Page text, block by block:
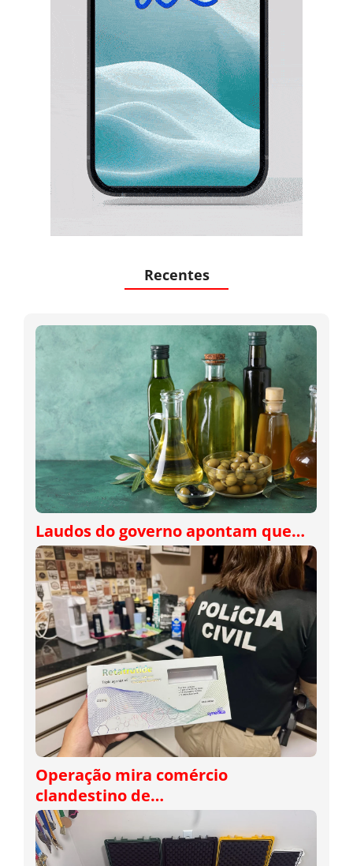
Recentes
Laudos do governo apontam que…
Operação mira comércio
clandestino de…